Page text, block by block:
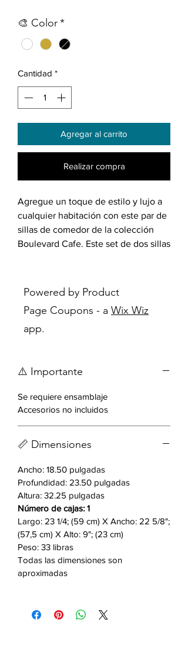
🎨 Color*
Cantidad *
Agregar al carrito
Realizar compra
Agregue un toque de estilo y lujo a
cualquier habitación con este par de
sillas de comedor de la colección
Boulevard Cafe. Este set de dos sillas
facilitar su uso en la barra de
desayuno o en la mesa del comedor.
El asiento de imitación de textura de
madera de estas sillas de mesa de
donde necesites asientos
sentado alrededor de una mesa con
amigos, sentado para atarte los
zapatos o simplemente
descansando. . Estas sillas de
metal texturizado con recubrimiento
de polvo negro que no solo agrega
un estilo hermoso sino que también
garantiza que estén diseñadas para
durar muchos años. El diseño versátil
de esta silla de cocina de faux
leather permite un ajuste perfecto en
el mobiliario y la decoración de su
deslumbrante y versatilidad a
Powered by Product
Page Coupons - a Wix Wiz
app.
⚠️ Importante
Se requiere ensamblaje
Accesorios no incluidos
📏 Dimensiones
Ancho: 18.50 pulgadas
Profundidad: 23.50 pulgadas
Altura: 32.25 pulgadas
Número de cajas: 1
Largo: 23 1/4; (59 cm) X Ancho: 22 5/8";
(57,5 cm) X Alto: 9"; (23 cm)
Peso: 33 libras
Todas las dimensiones son
aproximadas